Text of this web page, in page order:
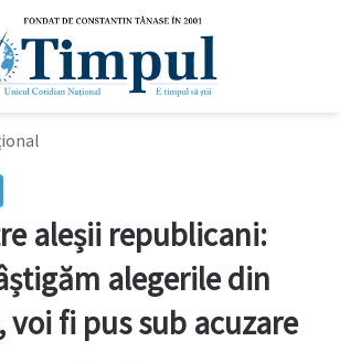
aleșii republicani:
alegerile din
voi fi pus sub acuzare